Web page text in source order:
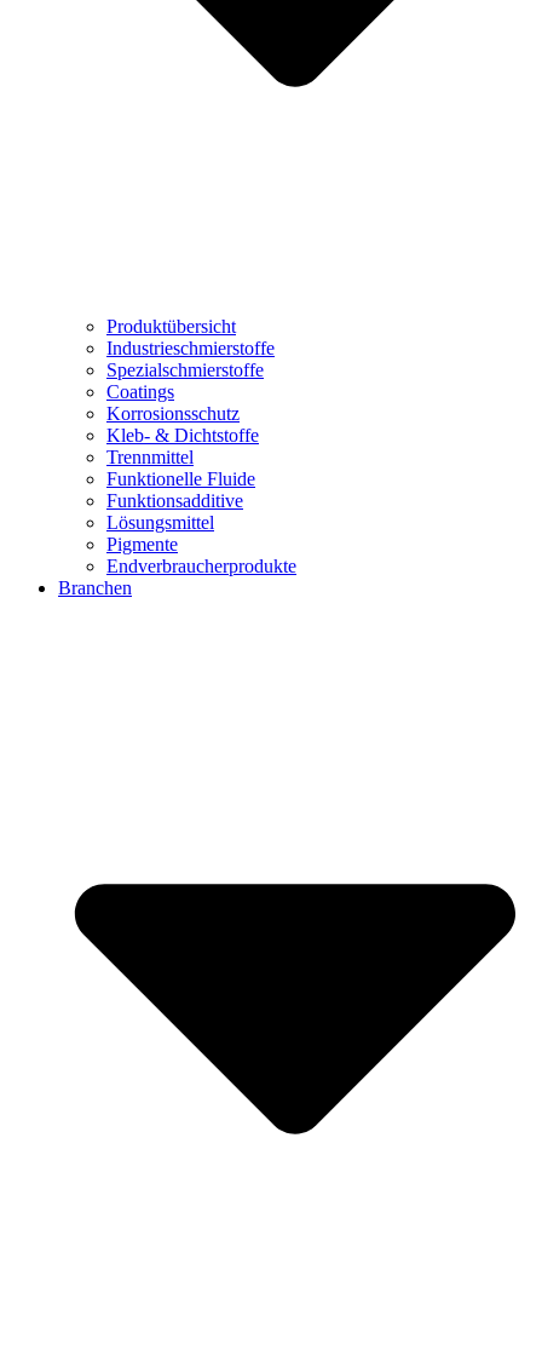
Produktübersicht
Industrieschmierstoffe
Spezialschmierstoffe
Coatings
Korrosionsschutz
Kleb- & Dichtstoffe
Trennmittel
Funktionelle Fluide
Funktionsadditive
Lösungsmittel
Pigmente
Endverbraucherprodukte
Branchen